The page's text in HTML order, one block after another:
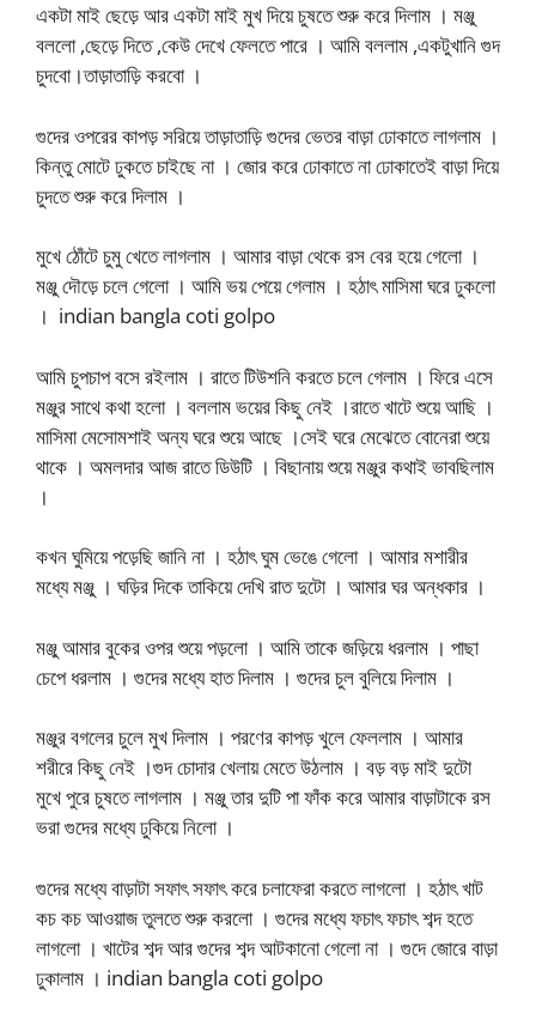
একটা মাই ছেড়ে আর একটা মাই মুখ দিয়ে চুষতে শুরু করে দিলাম । মঞ্জু
বললো ,ছেড়ে দিতে ,কেউ দেখে ফেলতে পারে । আমি বললাম ,একটুখানি গুদ
চুদবো।তাড়াতাড়ি করবো ।
গুদের ওপরের কাপড় সরিয়ে তাড়াতাড়ি গুদের ভেতর বাড়া ঢোকাতে লাগলাম ।
কিন্তু মোটে ঢুকতে চাইছে না । জোর করে ঢোকাতে না ঢোকাতেই বাড়া দিয়ে
চুদতে শুরু করে দিলাম ।
মুখে ঠোঁটে চুমু খেতে লাগলাম । আমার বাড়া থেকে রস বের হয়ে গেলো ।
মঞ্জু দৌড়ে চলে গেলো । আমি ভয় পেয়ে গেলাম । হঠাৎ মাসিমা ঘরে ঢুকলো
। indian bangla coti golpo
আমি চুপচাপ বসে রইলাম । রাতে টিউশনি করতে চলে গেলাম । ফিরে এসে
মঞ্জুর সাথে কথা হলো । বললাম ভয়ের কিছু নেই ।রাতে খাটে শুয়ে আছি ।
মাসিমা মেসোমশাই অন্য ঘরে শুয়ে আছে ।সেই ঘরে মেঝেতে বোনেরা শুয়ে
থাকে । অমলদার আজ রাতে ডিউটি । বিছানায় শুয়ে মঞ্জুর কথাই ভাবছিলাম
।
কখন ঘুমিয়ে পড়েছি জানি না । হঠাৎ ঘুম ভেঙে গেলো । আমার মশারীর
মধ্যে মঞ্জু । ঘড়ির দিকে তাকিয়ে দেখি রাত দুটো । আমার ঘর অন্ধকার ।
মঞ্জু আমার বুকের ওপর শুয়ে পড়লো । আমি তাকে জড়িয়ে ধরলাম । পাছা
চেপে ধরলাম । গুদের মধ্যে হাত দিলাম । গুদের চুল বুলিয়ে দিলাম ।
মঞ্জুর বগলের চুলে মুখ দিলাম । পরণের কাপড় খুলে ফেললাম । আমার
শরীরে কিছু নেই ।গুদ চোদার খেলায় মেতে উঠলাম । বড় বড় মাই দুটো
মুখে পুরে চুষতে লাগলাম । মঞ্জু তার দুটি পা ফাঁক করে আমার বাড়াটাকে রস
ভরা গুদের মধ্যে ঢুকিয়ে নিলো ।
গুদের মধ্যে বাড়াটা সফাৎ সফাৎ করে চলাফেরা করতে লাগলো । হঠাৎ খাট
কচ কচ আওয়াজ তুলতে শুরু করলো । গুদের মধ্যে ফচাৎ ফচাৎ শব্দ হতে
লাগলো । খাটের শব্দ আর গুদের শব্দ আটকানো গেলো না । গুদে জোরে বাড়া
ঢুকালাম । indian bangla coti golpo